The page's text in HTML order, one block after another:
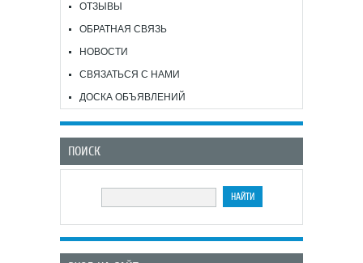
ОТЗЫВЫ
ОБРАТНАЯ СВЯЗЬ
НОВОСТИ
СВЯЗАТЬСЯ С НАМИ
ДОСКА ОБЪЯВЛЕНИЙ
ПОИСК